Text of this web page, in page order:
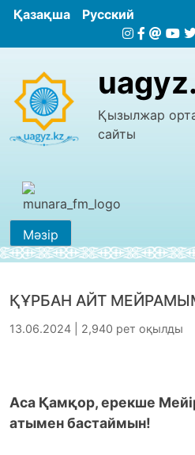
Қазақша Русский
Қызылжар
сайты
Мәзір
ҚҰРБАН АЙТ
13.06.2024 | 2,940 рет оқылды
Аса Қамқор, ерекше
атымен бастаймын!